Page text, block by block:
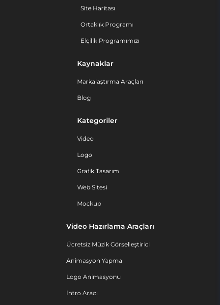
Site Haritası
Ortaklık Programı
Elçilik Programımızı
Kaynaklar
Markalaştırma Araçları
Blog
Kategoriler
Video
Logo
Grafik Tasarım
Web Sitesi
Mockup
Video Hazırlama Araçları
Ücretsiz Müzik Görselleştirici
Animasyon Yapma
Logo Animasyonu
İntro Aracı